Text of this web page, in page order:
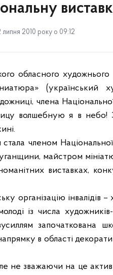
2010 року о 09:12
обласного художнього
(український
члена
волшебную я в небо!
членом
майстром
виставках,
організацію інвалідів
із числа художників-
започаткована
в області
не зважаючи на це